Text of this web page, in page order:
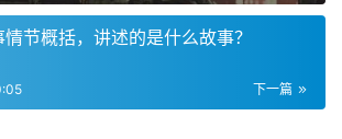
节概括，讲述的是什么故事？
下一篇